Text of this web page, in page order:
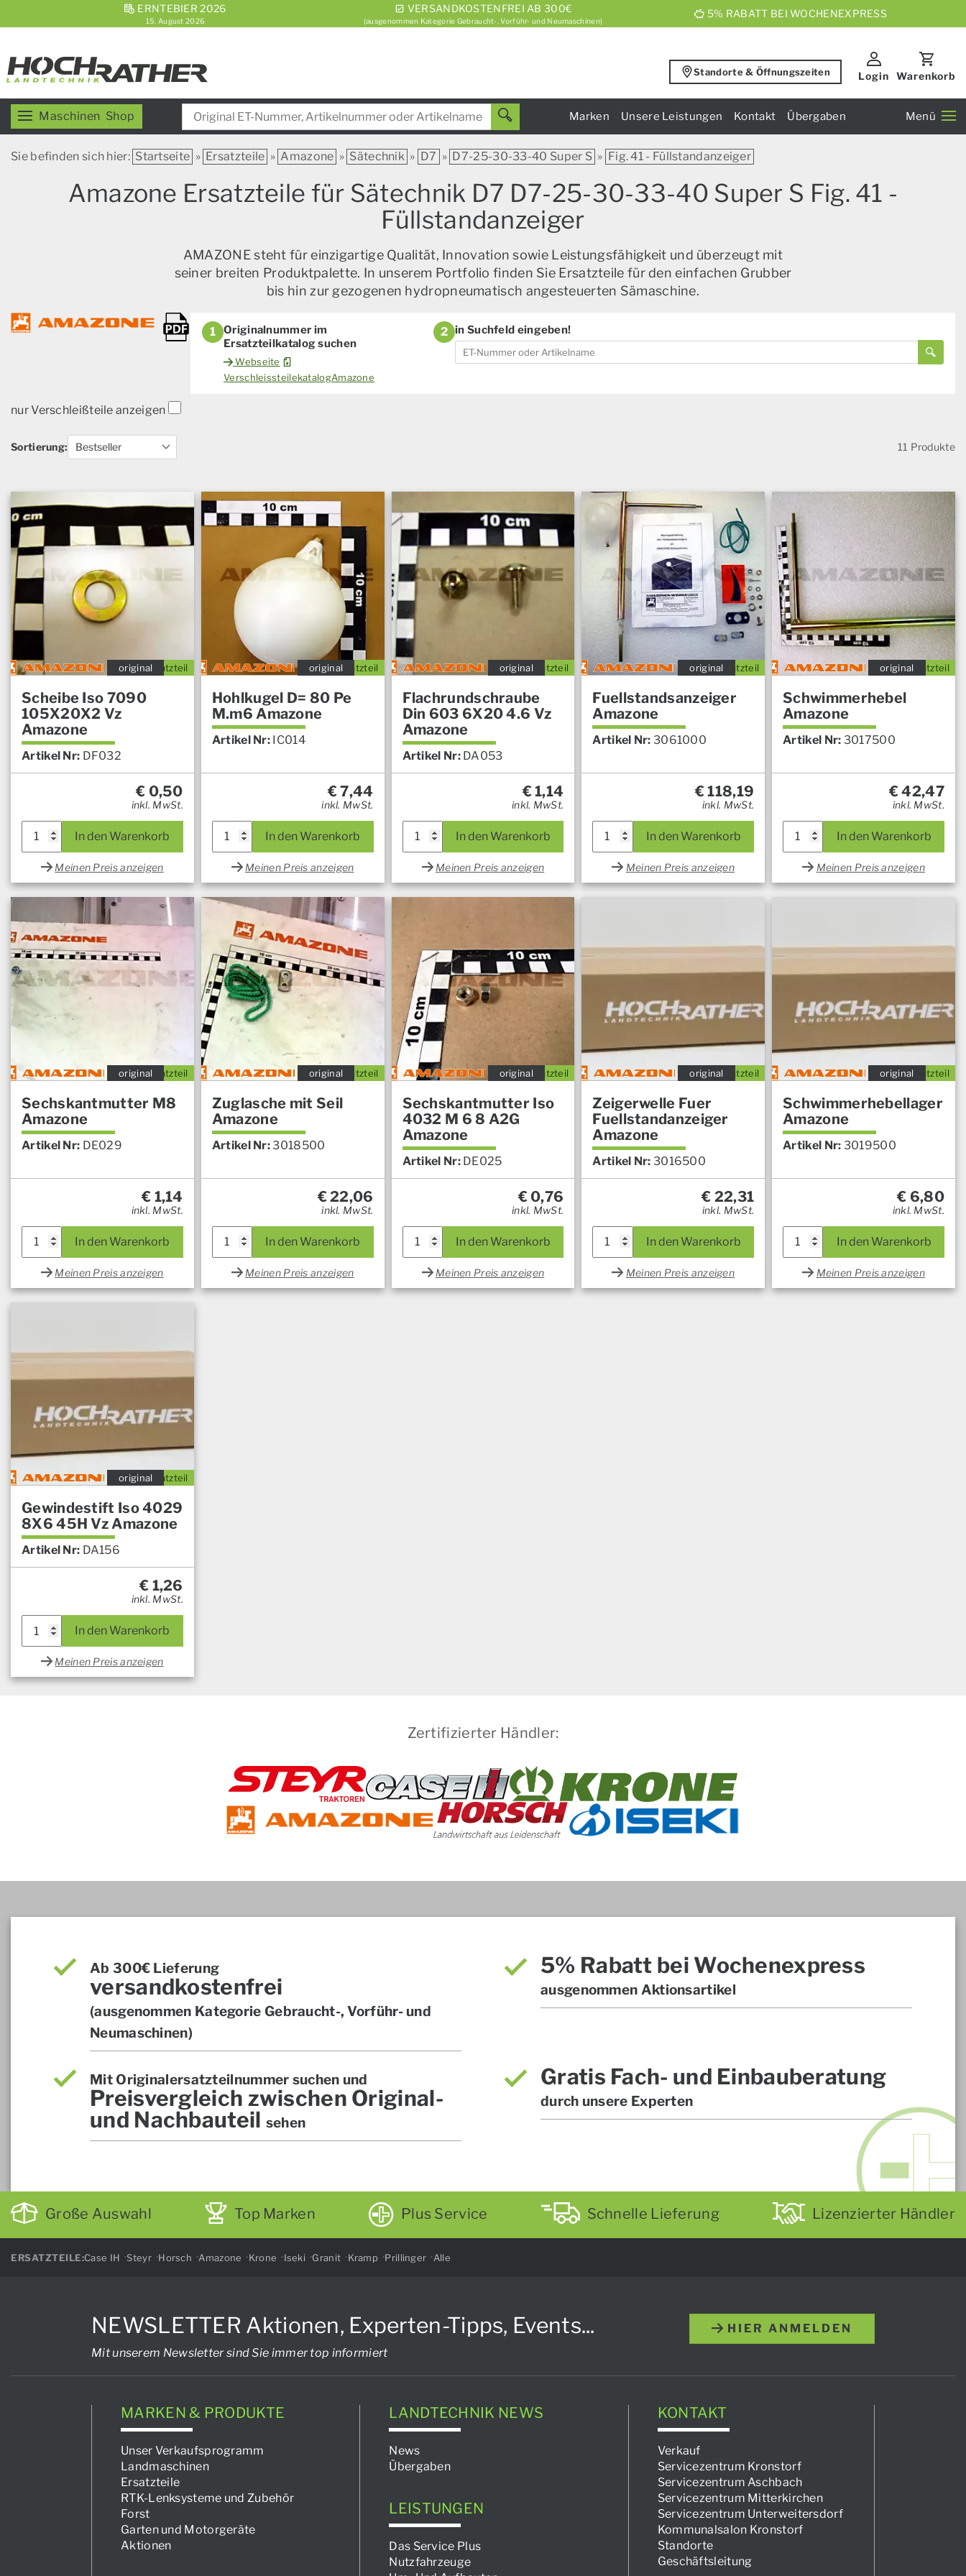
ERNTEBIER 2026
15. August 2026
VERSANDKOSTENFREI AB 300€
(ausgenommen Kategorie Gebraucht-, Vorführ- und Neumaschinen)
5% RABATT BEI WOCHENEXPRESS
Standorte & Öffnungszeiten Login Warenkorb
Maschinen Shop Marken Unsere Leistungen Kontakt Übergaben Menü
Sie befinden sich hier: Startseite » Ersatzteile » Amazone » Sätechnik » D7 » D7-25-30-33-40 Super S » Fig. 41 - Füllstandanzeiger
Amazone Ersatzteile für Sätechnik D7 D7-25-30-33-40 Super S Fig. 41 -
Füllstandanzeiger
AMAZONE steht für einzigartige Qualität, Innovation sowie Leistungsfähigkeit und überzeugt mit
seiner breiten Produktpalette. In unserem Portfolio finden Sie Ersatzteile für den einfachen Grubber
bis hin zur gezogenen hydropneumatisch angesteuerten Sämaschine.
1
Originalnummer im
Ersatzteilkatalog suchen
Webseite
VerschleissteilekatalogAmazone
2 in Suchfeld eingeben!
nur Verschleißteile anzeigen
Sortierung: 11 Produkte
Ersatzteil
original
Scheibe Iso 7090
105X20X2 Vz
Amazone
Artikel Nr: DF032
€ 0,50
inkl. MwSt.
In den Warenkorb
Meinen Preis anzeigen
Ersatzteil
original
Hohlkugel D= 80 Pe
M.m6 Amazone
Artikel Nr: IC014
€7,44
inkl. MwSt.
In den Warenkorb
Meinen Preis anzeigen
Ersatzteil
original
Flachrundschraube
Din 603 6X20 4.6 Vz
Amazone
Artikel Nr: DA053
€1,14
inkl. MwSt.
In den Warenkorb
Meinen Preis anzeigen
Ersatzteil
original
Fuellstandsanzeiger
Amazone
Artikel Nr: 3061000
€118,19
inkl. MwSt.
In den Warenkorb
Meinen Preis anzeigen
Ersatzteil
original
Schwimmerhebel
Amazone
Artikel Nr: 3017500
€42,47
inkl. MwSt.
In den Warenkorb
Meinen Preis anzeigen
Ersatzteil
original
Sechskantmutter M8
Amazone
Artikel Nr: DE029
€ 1,14
inkl. MwSt.
In den Warenkorb
Meinen Preis anzeigen
Ersatzteil
original
Zuglasche mit Seil
Amazone
Artikel Nr:3018500
€22,06
inkl. MwSt.
In den Warenkorb
Meinen Preis anzeigen
Ersatzteil
original
Sechskantmutter Iso
4032 M 6 8 A2G
Amazone
Artikel Nr: DE025
€0,76
inkl. MwSt.
In den Warenkorb
Meinen Preis anzeigen
Ersatzteil
original
Zeigerwelle Fuer
Fuellstandanzeiger
Amazone
Artikel Nr: 3016500
€ 22,31
inkl. MwSt.
In den Warenkorb
Meinen Preis anzeigen
Ersatzteil
original
Schwimmerhebellager
Amazone
Artikel Nr: 3019500
€ 6,80
inkl. MwSt.
In den Warenkorb
Meinen Preis anzeigen
Ersatzteil
original
Gewindestift Iso 4029
8X6 45H Vz Amazone
Artikel Nr: DA156
€ 1,26
inkl. MwSt.
In den Warenkorb
Meinen Preis anzeigen
Zertifizierter Händler:
Ab 300€ Lieferung
versandkostenfrei
(ausgenommen Kategorie Gebraucht-, Vorführ- und
Neumaschinen)
5% Rabatt bei Wochenexpress
ausgenommen Aktionsartikel
Mit Originalersatzteilnummer suchen und
Preisvergleich zwischen Original-
und Nachbauteil sehen
Gratis Fach- und Einbauberatung
durch unsere Experten
Große Auswahl Top Marken Plus Service Schnelle Lieferung Lizenzierter Händler
ERSATZTEILE:Case IH Steyr Horsch Amazone Krone Iseki Granit Kramp Prillinger Alle
NEWSLETTER Aktionen, Experten-Tipps, Events...
Mit unserem Newsletter sind Sie immer top informiert
HIER ANMELDEN
MARKEN & PRODUKTE
Unser Verkaufsprogramm
Landmaschinen
Ersatzteile
RTK-Lenksysteme und Zubehör
Forst
Garten und Motorgeräte
Aktionen
LANDTECHNIK NEWS
News
Übergaben
LEISTUNGEN
Das Service Plus
Nutzfahrzeuge
KONTAKT
Verkauf
Servicezentrum Kronstorf
Servicezentrum Aschbach
Servicezentrum Mitterkirchen
Servicezentrum Unterweitersdorf
Kommunalsalon Kronstorf
Standorte
Geschäftsleitung